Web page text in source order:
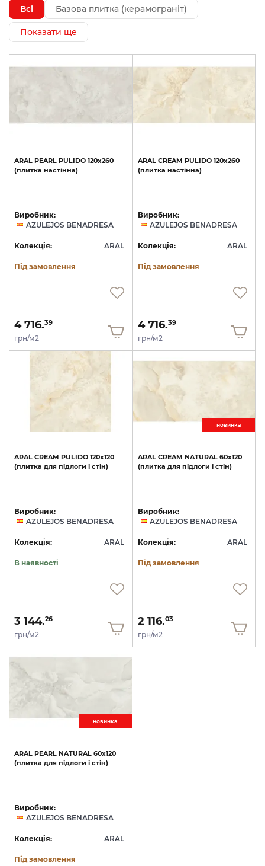
Всі Базова плитка (керамограніт)
Показати ще
ARAL PEARL PULIDO 120x260
(плитка настінна)
Виробник:
AZULEJOS BENADRESA
Колекція: ARAL
Під замовлення
4 716.39
грн/м2
ARAL CREAM PULIDO 120x260
(плитка настінна)
Виробник:
AZULEJOS BENADRESA
Колекція: ARAL
Під замовлення
4 716.39
грн/м2
ARAL CREAM PULIDO 120x120
(плитка для підлоги і стін)
Виробник:
AZULEJOS BENADRESA
Колекція: ARAL
В наявності
3 144.26
грн/м2
новинкa
ARAL CREAM NATURAL 60x120
(плитка для підлоги і стін)
Виробник:
AZULEJOS BENADRESA
Колекція: ARAL
Під замовлення
2 116.03
грн/м2
новинкa
ARAL PEARL NATURAL 60x120
(плитка для підлоги і стін)
Виробник:
AZULEJOS BENADRESA
Колекція: ARAL
Під замовлення